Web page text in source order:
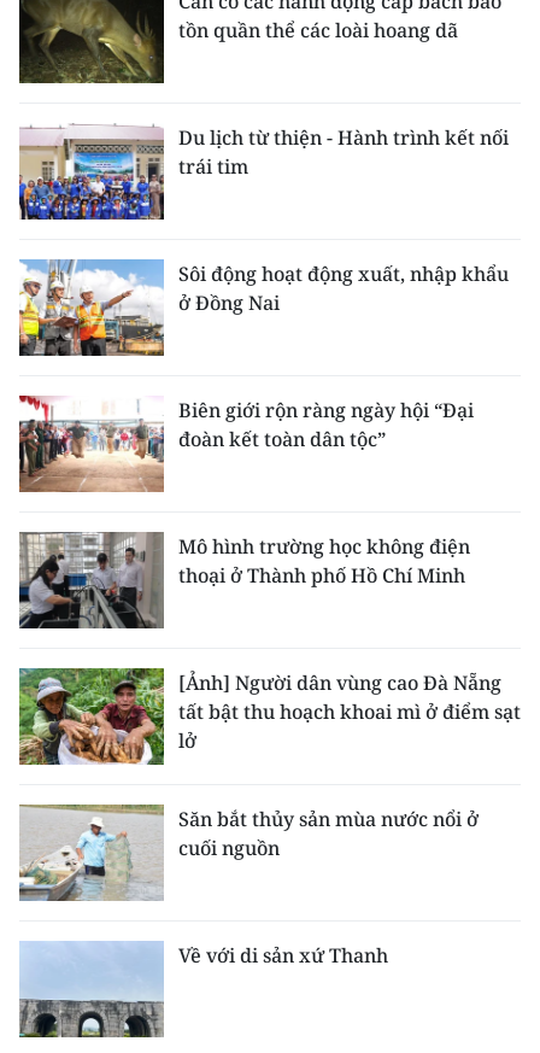
tồn quần thể các loài hoang dã
Du lịch từ thiện - Hành trình kết nối
trái tim
Sôi động hoạt động xuất, nhập khẩu
ở Đồng Nai
Biên giới rộn ràng ngày hội “Đại
đoàn kết toàn dân tộc”
Mô hình trường học không điện
thoại ở Thành phố Hồ Chí Minh
[Ảnh] Người dân vùng cao Đà Nẵng
tất bật thu hoạch khoai mì ở điểm sạt
lở
Săn bắt thủy sản mùa nước nổi ở
cuối nguồn
Về với di sản xứ Thanh